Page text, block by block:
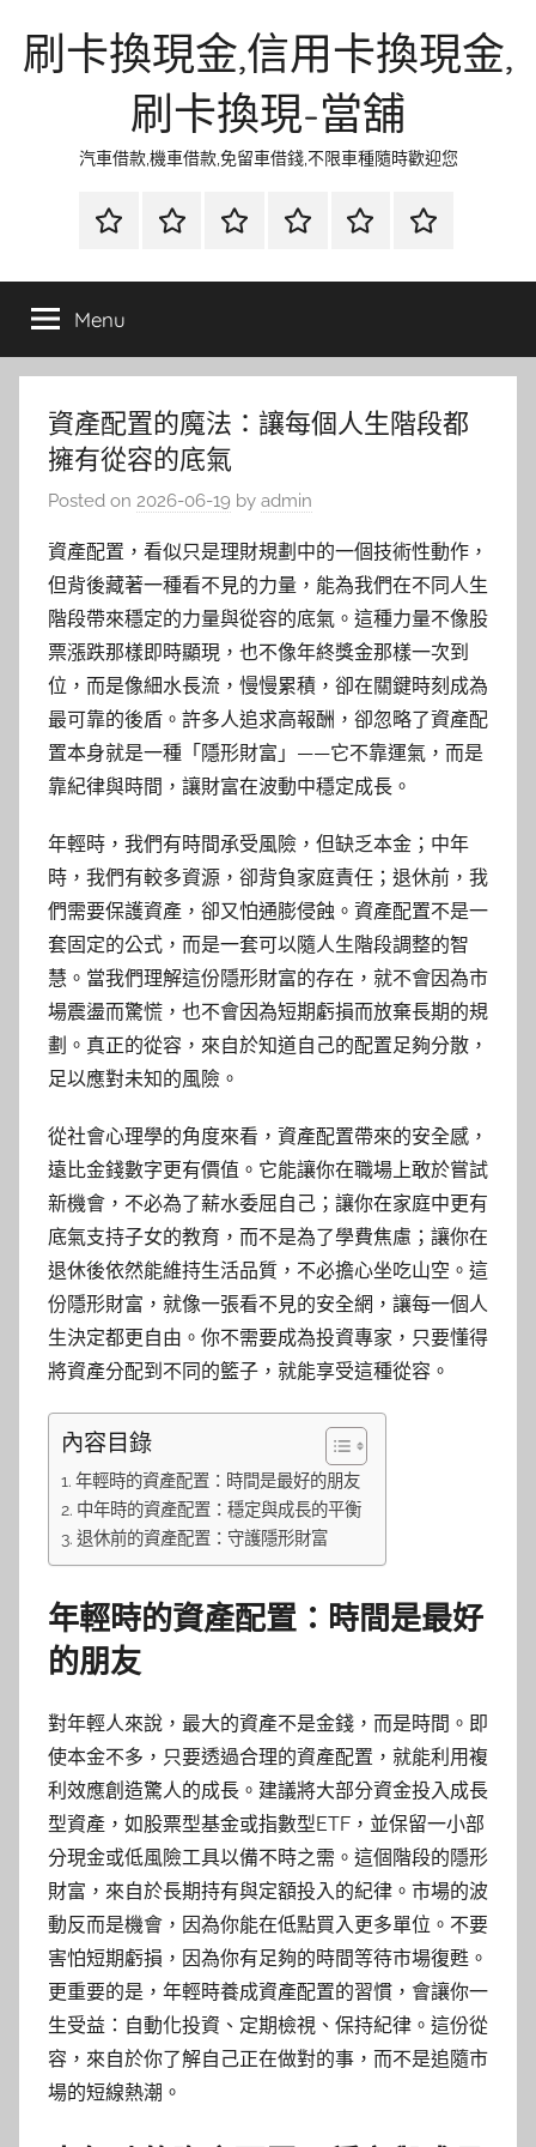
刷卡換現金,信用卡換現金,
刷卡換現-當舖
汽車借款,機車借款,免留車借錢,不限車種隨時歡迎您
首
當
金
網
資
流
時
環
清
聯
徵
Menu
資產配置的魔法：讓每個人生階段都
擁有從容的底氣
Posted on 2026-06-19 by admin
資產配置，看似只是理財規劃中的一個技術性動作，
但背後藏著一種看不見的力量，能為我們在不同人生
階段帶來穩定的力量與從容的底氣。這種力量不像股
票漲跌那樣即時顯現，也不像年終獎金那樣一次到
位，而是像細水長流，慢慢累積，卻在關鍵時刻成為
最可靠的後盾。許多人追求高報酬，卻忽略了資產配
置本身就是一種「隱形財富」——它不靠運氣，而是
靠紀律與時間，讓財富在波動中穩定成長。
年輕時，我們有時間承受風險，但缺乏本金；中年
時，我們有較多資源，卻背負家庭責任；退休前，我
們需要保護資產，卻又怕通膨侵蝕。資產配置不是一
套固定的公式，而是一套可以隨人生階段調整的智
慧。當我們理解這份隱形財富的存在，就不會因為市
場震盪而驚慌，也不會因為短期虧損而放棄長期的規
劃。真正的從容，來自於知道自己的配置足夠分散，
足以應對未知的風險。
從社會心理學的角度來看，資產配置帶來的安全感，
遠比金錢數字更有價值。它能讓你在職場上敢於嘗試
新機會，不必為了薪水委屈自己；讓你在家庭中更有
底氣支持子女的教育，而不是為了學費焦慮；讓你在
退休後依然能維持生活品質，不必擔心坐吃山空。這
份隱形財富，就像一張看不見的安全網，讓每一個人
生決定都更自由。你不需要成為投資專家，只要懂得
將資產分配到不同的籃子，就能享受這種從容。
內容目錄
年輕時的資產配置：時間是最好的朋友
中年時的資產配置：穩定與成長的平衡
退休前的資產配置：守護隱形財富
年輕時的資產配置：時間是最好
的朋友
對年輕人來說，最大的資產不是金錢，而是時間。即
使本金不多，只要透過合理的資產配置，就能利用複
利效應創造驚人的成長。建議將大部分資金投入成長
型資產，如股票型基金或指數型ETF，並保留一小部
分現金或低風險工具以備不時之需。這個階段的隱形
財富，來自於長期持有與定額投入的紀律。市場的波
動反而是機會，因為你能在低點買入更多單位。不要
害怕短期虧損，因為你有足夠的時間等待市場復甦。
更重要的是，年輕時養成資產配置的習慣，會讓你一
生受益：自動化投資、定期檢視、保持紀律。這份從
容，來自於你了解自己正在做對的事，而不是追隨市
場的短線熱潮。